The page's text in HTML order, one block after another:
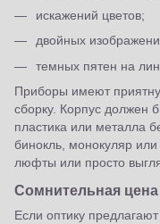
искажений цветов;
двойных
темных пятен на
Приборы имеют
сборку. Корпус должен
пластика или металла
бинокль, монокуляр или
люфты или просто
Сомнительная
Если оптику